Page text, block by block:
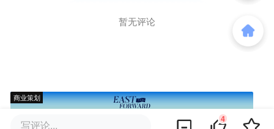
暂无评论
商业策划
写评论... 4